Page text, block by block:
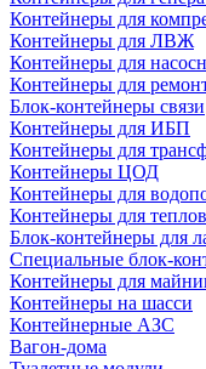
Контейнеры для
Контейнеры для ЛВЖ
Контейнеры для
Контейнеры для
Блок-контейнеры связи
Контейнеры для ИБП
Контейнеры для
Контейнеры ЦОД
Контейнеры для
Контейнеры для
Блок-контейнеры для
Специальные блок-
Контейнеры для
Контейнеры на шасси
Контейнерные АЗС
Вагон-дома